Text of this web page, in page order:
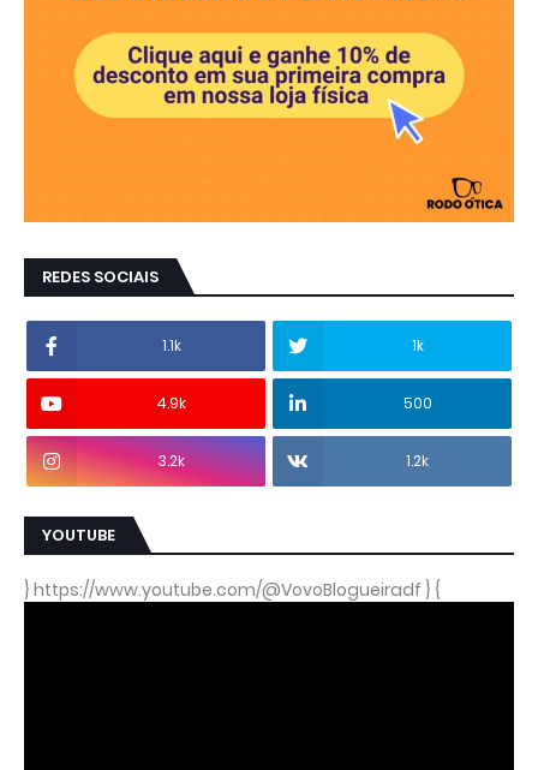
REDES SOCIAIS
1.1k 1k
4.9k 500
3.2k 1.2k
YOUTUBE
} https://www.youtube.com/@VovoBlogueiradf } {